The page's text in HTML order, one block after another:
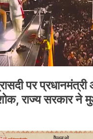
पर प्रधानमंत्री
राज्य सरकार ने